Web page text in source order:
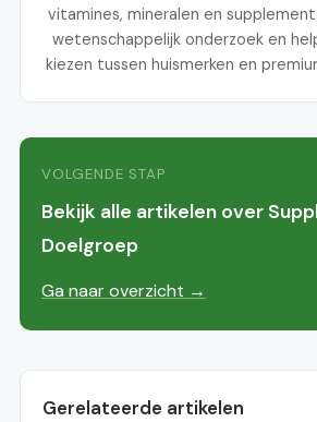
vitamines, mineralen en
wetenschappelijk onderzoek en
kiezen tussen huismerken en
VOLGENDE STAP
Bekijk alle artikelen over
Doelgroep
Ga naar overzicht →
Gerelateerde artikelen